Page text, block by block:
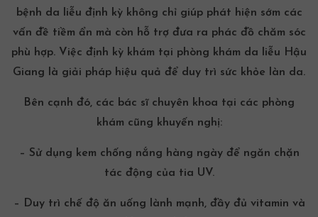
bệnh da liễu định kỳ không chỉ giúp phát hiện sớm các
vấn đề tiềm ẩn mà còn hỗ trợ đưa ra phác đồ chăm sóc
phù hợp. Việc định kỳ khám tại phòng khám da liễu Hậu
Giang là giải pháp hiệu quả để duy trì sức khỏe làn da.
Bên cạnh đó, các bác sĩ chuyên khoa tại các phòng
khám cũng khuyến nghị:
– Sử dụng kem chống nắng hàng ngày để ngăn chặn
tác động của tia UV.
– Duy trì chế độ ăn uống lành mạnh, đầy đủ vitamin và